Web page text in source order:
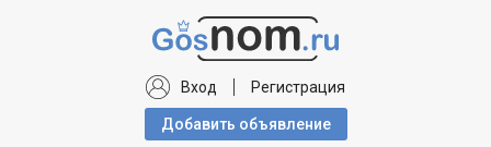
Вход Регистрация
Добавить объявлениe